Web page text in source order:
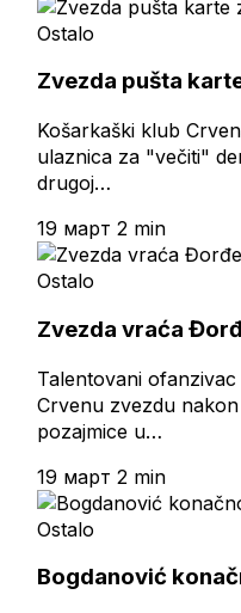
Ostalo
Zvezda pušta
Košarkaški klub
ulaznica za "večiti"
drugoj…
19 март 2 min
Ostalo
Zvezda vraća
Talentovani
Crvenu zvezdu
pozajmice u…
19 март 2 min
Ostalo
Bogdanović